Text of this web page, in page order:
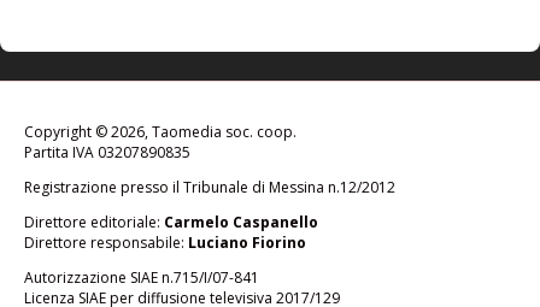
Copyright © 2026, Taomedia soc. coop.
Partita IVA 03207890835
Registrazione presso il Tribunale di Messina n.12/2012
Direttore editoriale: Carmelo Caspanello
Direttore responsabile: Luciano Fiorino
Autorizzazione SIAE n.715/I/07-841
Licenza SIAE per diffusione televisiva 2017/129